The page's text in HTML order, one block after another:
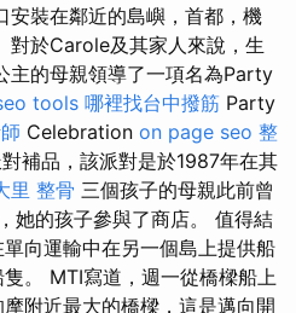
安裝在鄰近的島嶼，首都，機
對於Carole及其家人來說，生
主的母親領導了一項名為Party
tools 哪裡找台中撥筋 Party
Celebration on page seo 整
補品，該派對是於1987年在其
里 整骨 三個孩子的母親此前曾
她的孩子參與了商店。 值得結
向運輸中在另一個島上提供船
。 MTI寫道，週一從橋樑船上
附近最大的橋樑，這是邁向開